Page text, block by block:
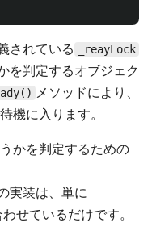
されている _reayLock
を判定するオブジェク
メソッドにより、
機に入ります。
かを判定するための
実装は、単に
せているだけです。